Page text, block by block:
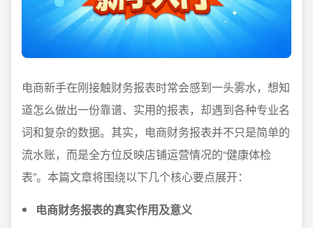
电商新手在刚接触财务报表时常会感到一头雾水，想知
道怎么做出一份靠谱、实用的报表，却遇到各种专业名
词和复杂的数据。其实，电商财务报表并不只是简单的
流水账，而是全方位反映店铺运营情况的“健康体检
表”。本篇文章将围绕以下几个核心要点展开：
电商财务报表的真实作用及意义